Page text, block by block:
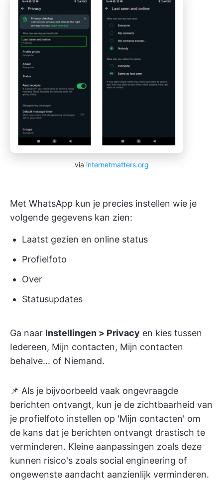
via internetmatters.org
Met WhatsApp kun je precies instellen wie je
volgende gegevens kan zien:
Laatst gezien en online status
Profielfoto
Over
Statusupdates
Ga naar Instellingen > Privacy en kies tussen
Iedereen, Mijn contacten, Mijn contacten
behalve... of Niemand.
📌 Als je bijvoorbeeld vaak ongevraagde
berichten ontvangt, kun je de zichtbaarheid van
je profielfoto instellen op 'Mijn contacten' om
de kans dat je berichten ontvangt drastisch te
verminderen. Kleine aanpassingen zoals deze
kunnen risico's zoals social engineering of
ongewenste aandacht aanzienlijk verminderen.